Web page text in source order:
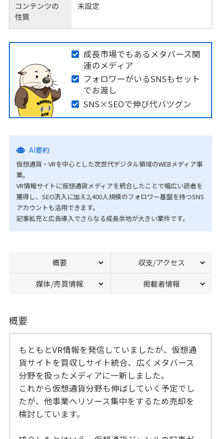
コンテンツの
性質
未設定
成長市場でもあるメタバース関
連のメディア
フォロワーがいるSNSもセット
でお渡し
SNS×SEOで伸び代バツグン
AI要約
仮想通貨・VRを中心とした次世代デジタル領域のWEBメディア事
業。
VR情報サイトに仮想通貨メディアを統合したことで幅広い読者を
獲得し、SEO流入に加え2,400人規模のフォロワー基盤を持つSNS
アカウントも活用できます。
記事拡充と広告導入でさらなる成長余地が大きい案件です。
概要 収支/アクセス
媒体/売買情報 掲載者情報
概要
もともとVR情報を発信していましたが、仮想通
貨サイトを買収しサイト統合、広くメタバース
分野を扱ったメディアに一新しました。
これから仮想通貨分野も伸ばしていく予定でし
たが、他事業へリソース集中をするため売却を
検討しています。